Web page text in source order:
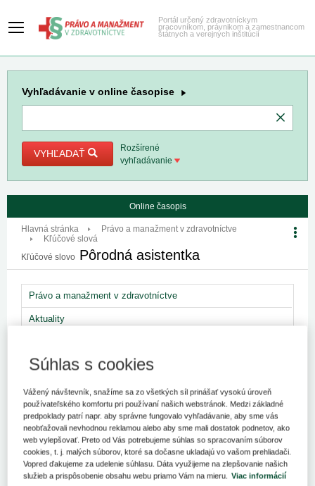
Portál určený zdravotníckym
pracovníkom, právnikom a zamestnancom
štátnych a verejných inštitúcií
Vyhľadávanie v online časopise
VYHĽADAŤ
Rozšírené
vyhľadávanie
Online časopis
Hlavná stránka
Právo a manažment v zdravotníctve
Kľúčové slová
Kľúčové slovo Pôrodná asistentka
Právo a manažment v zdravotníctve
Aktuality
asistentiek
rokom všetkých zdravotných sestier a pôrodných asistentiek.
Tento rok má vyzdvihnúť význam ich náročnej práce a zviditeľniť
ich nenahraditeľný prínos pre spoločnosť.
Kľúčové slová
Pôrodná asistentka
Súhlas s cookies
Vážený návštevník, snažíme sa zo všetkých síl prinášať vysokú úroveň
používateľského komfortu pri používaní našich webstránok. Medzi základné
predpoklady patrí napr. aby správne fungovalo vyhľadávanie, aby sme vás
neobťažovali nevhodnou reklamou alebo aby sme mali dostatok podnetov, ako
web vylepšovať. Preto od Vás potrebujeme súhlas so spracovaním súborov
cookies, t. j. malých súborov, ktoré sa dočasne ukladajú vo vašom prehliadači.
Vopred ďakujeme za udelenie súhlasu. Dáta využijeme na zlepšovanie našich
služieb a prispôsobenie obsahu webu priamo Vám na mieru. Viac informácií